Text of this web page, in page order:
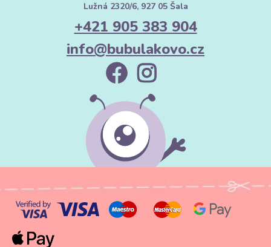
Lužná 2320/6, 927 05 Šala
+421 905 383 904
info@bubulakovo.cz